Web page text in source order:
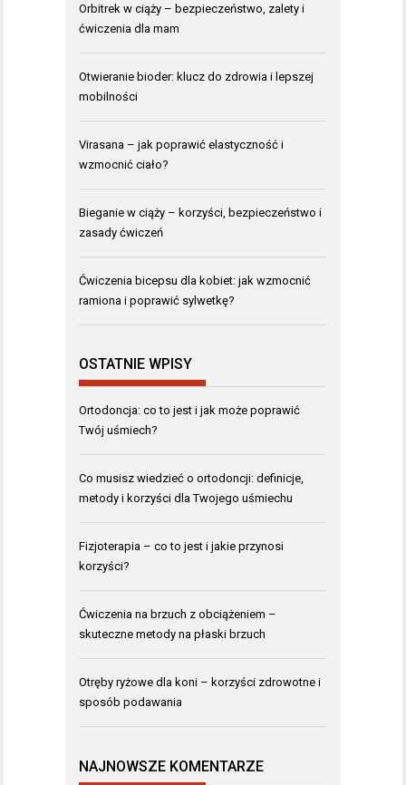
Orbitrek w ciąży – bezpieczeństwo, zalety i
ćwiczenia dla mam
Otwieranie bioder: klucz do zdrowia i lepszej
mobilności
Virasana – jak poprawić elastyczność i
wzmocnić ciało?
Bieganie w ciąży – korzyści, bezpieczeństwo i
zasady ćwiczeń
Ćwiczenia bicepsu dla kobiet: jak wzmocnić
ramiona i poprawić sylwetkę?
OSTATNIE WPISY
Ortodoncja: co to jest i jak może poprawić
Twój uśmiech?
Co musisz wiedzieć o ortodoncji: definicje,
metody i korzyści dla Twojego uśmiechu
Fizjoterapia – co to jest i jakie przynosi
korzyści?
Ćwiczenia na brzuch z obciążeniem –
skuteczne metody na płaski brzuch
Otręby ryżowe dla koni – korzyści zdrowotne i
sposób podawania
NAJNOWSZE KOMENTARZE